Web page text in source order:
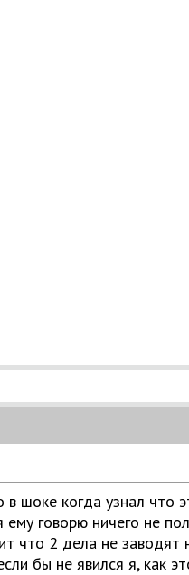
в шоке когда узнал
говорю ничего не
что 2 дела не
бы не явился я,